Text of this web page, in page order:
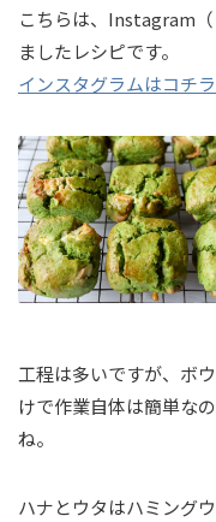
こちらは、Instagram
ましたレシピです。
インスタグラムはコチラ
工程は多いですが、ボ
けで作業自体は簡単な
ね。
ハナとウタはハミング